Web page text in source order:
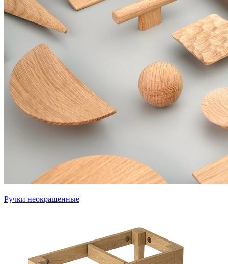
Ручки неокрашенные